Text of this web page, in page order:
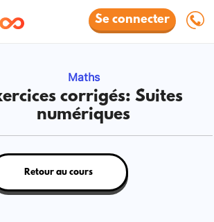
Se connecter
Maths
corrigés: Suites
numériques
Retour au cours